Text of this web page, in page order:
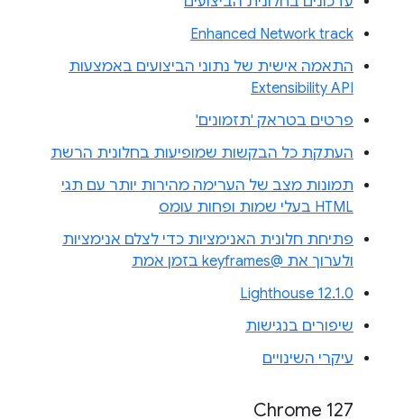
Enhanced Network track
התאמה אישית של נתוני הביצועים באמצעות
Extensibility API
פרטים בטראק 'תזמונים'
העתקת כל הבקשות שמופיעות בחלונית הרשת
תמונות מצב של הערימה מהירות יותר עם תגי
HTML בעלי שמות ופחות עומס
פתיחת חלונית האנימציות כדי לצלם אנימציות
ולערוך את @keyframes בזמן אמת
Lighthouse 12.1.0
שיפורים בנגישות
עיקרי השינויים
Chrome 127